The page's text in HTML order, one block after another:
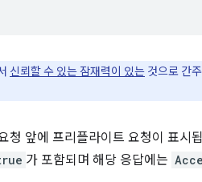
신뢰할 수 있는 잠재력이 있는 것으로 간
청 앞에 프리플라이트 요청이 표시
가 포함되며 해당 응답에는